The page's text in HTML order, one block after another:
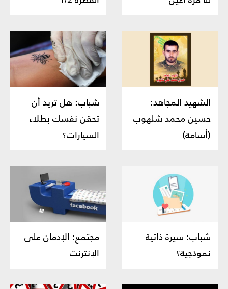
الشهيد المجاهد:
حسين محمد شلهوب
(أسامة)
شباب: هل تريد أن
تحقن نفسك بطلاء
السيارات؟
شباب: سيرة ذاتية
نموذجية؟
مجتمع: الإدمان على
الإنترنت